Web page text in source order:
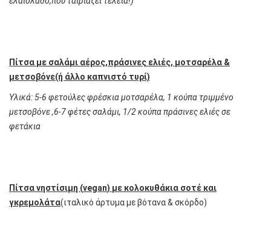
Πίτσα με σαλάμι αέρος,πράσινες ελιές, μοτσαρέλα &
μετσοβόνε(ή άλλο καπνιστό τυρί)
Υλικά: 5-6 φετούλες φρέσκια μοτσαρέλα, 1 κούπα τριμμένο
μετσοβόνε ,6-7 φέτες σαλάμι, 1/2 κούπα πράσινες ελιές σε
φετάκια
Πίτσα νηστίσιμη (vegan) με κολοκυθάκια σοτέ και
γκρεμολάτα(ιταλικό άρτυμα με βότανα & σκόρδο)